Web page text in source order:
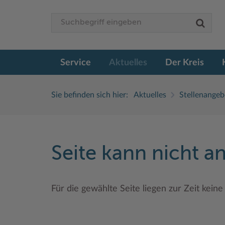
Service Aktuelles Der Kreis
Sie befinden sich hier: Aktuelles
Seite kann nicht
Für die gewählte Seite liegen zur Zeit